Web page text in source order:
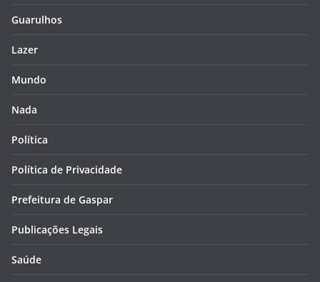
Guarulhos
Lazer
Mundo
Nada
Política
Política de Privacidade
Prefeitura de Gaspar
Publicações Legais
Saúde